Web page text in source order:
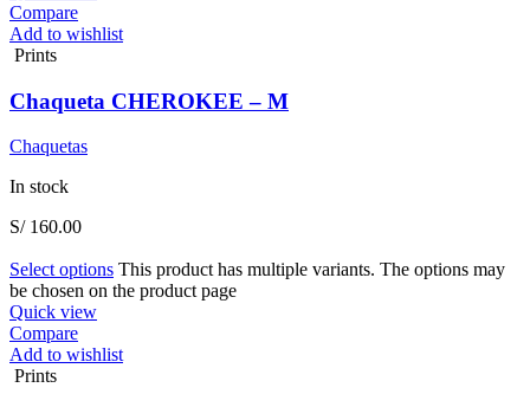
Compare
Add to wishlist
Prints
Chaqueta CHEROKEE – M
Chaquetas
In stock
S/160.00
Select options This product has multiple variants. The options may
be chosen on the product page
Quick view
Compare
Add to wishlist
Prints